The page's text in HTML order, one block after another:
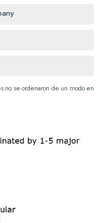
no se ordenaron de un modo en